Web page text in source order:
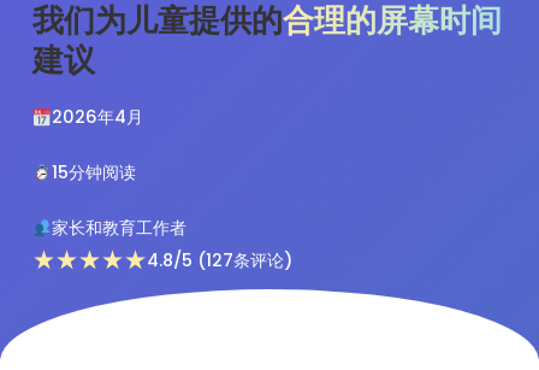
我们为儿童提供的合理的屏幕时间
建议
2026年4月
15分钟阅读
家长和教育工作者
★★★★★4.8/5 (127条评论)